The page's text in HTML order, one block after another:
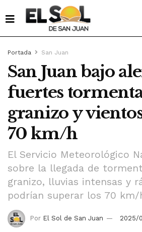
Portada San Juan
San Juan bajo
fuertes
granizo y
70 km/h
El Servicio Meteorológico
sobre la llegada de
granizo, lluvias intensas y
podrían superar los 70 km/
Por El Sol de San Juan 2025/